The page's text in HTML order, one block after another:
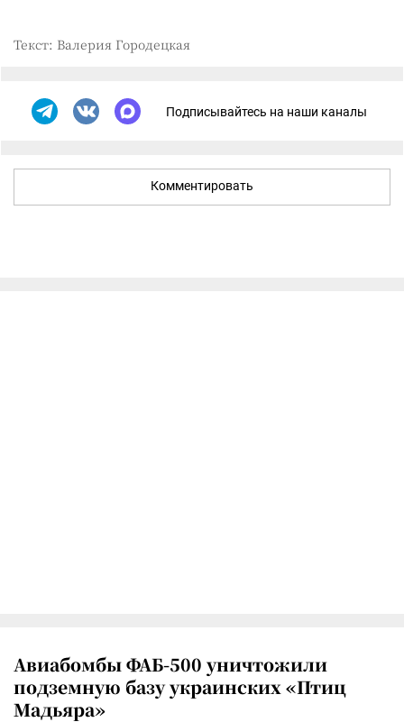
Текст: Валерия Городецкая
Подписывайтесь на наши каналы
Комментировать
Авиабомбы ФАБ-500 уничтожили
подземную базу украинских «Птиц
Мадьяра»